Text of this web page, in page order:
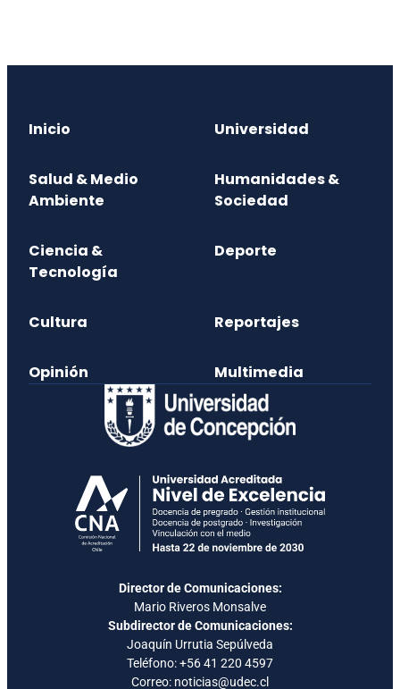
Inicio Universidad
Salud & Medio
Ambiente
Humanidades &
Sociedad
Ciencia &
Tecnología
Deporte
Cultura Reportajes
Opinión Multimedia
Director de Comunicaciones:
Mario Riveros Monsalve
Subdirector de Comunicaciones:
Joaquín Urrutia Sepúlveda
Teléfono:+56 41 220 4597
Correo: noticias@udec.cl